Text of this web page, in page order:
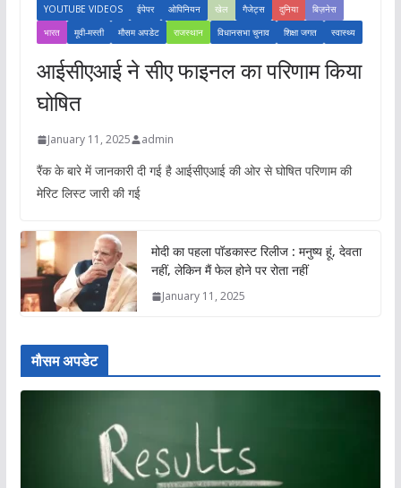
YOUTUBE VIDEOS ईपेपर ओपिनियन खेल गैजेट्स दुनिया
बिज़नेस
भारत
मूवी-मस्ती मौसम अपडेट राजस्थान विधानसभा चुनाव शिक्षा जगत स्वास्थ्य
आईसीएआई ने सीए फाइनल का परिणाम किया
घोषित
January 11, 2025 admin
रैंक के बारे में जानकारी दी गई है आईसीएआई की ओर से घोषित परिणाम की
मेरिट लिस्ट जारी की गई
मोदी का पहला पॉडकास्ट रिलीज : मनुष्य हूं, देवता
नहीं, लेकिन मैं फेल होने पर रोता नहीं
January 11, 2025
मौसम अपडेट